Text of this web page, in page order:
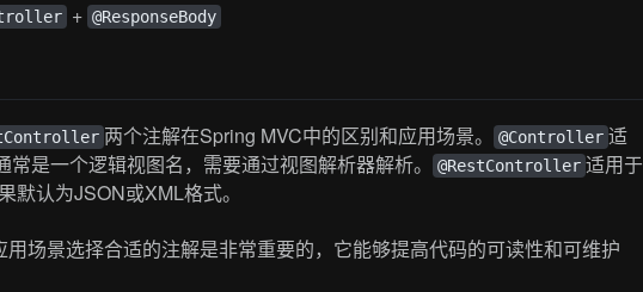
+ @ResponseBody
两个注解在Spring MVC中的区别和应用场景。 @Controller 适
常是一个逻辑视图名，需要通过视图解析器解析。 @RestController 适用于
认为JSON或XML格式。
场景选择合适的注解是非常重要的，它能够提高代码的可读性和可维护